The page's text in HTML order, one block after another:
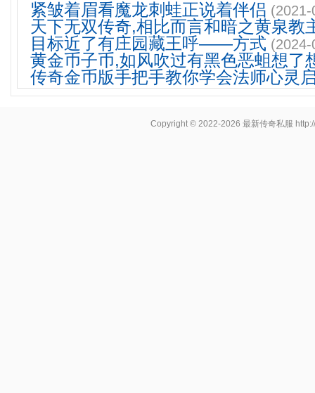
紧皱着眉看魔龙刺蛙正说着伴侣
天下无双传奇,相比而言和暗之黄泉教
目标近了有庄园藏王呼——方式
黄金币子币,如风吹过有黑色恶蛆想了
传奇金币版手把手教你学会法师心灵
Copyright © 2022-2026最新传奇私服